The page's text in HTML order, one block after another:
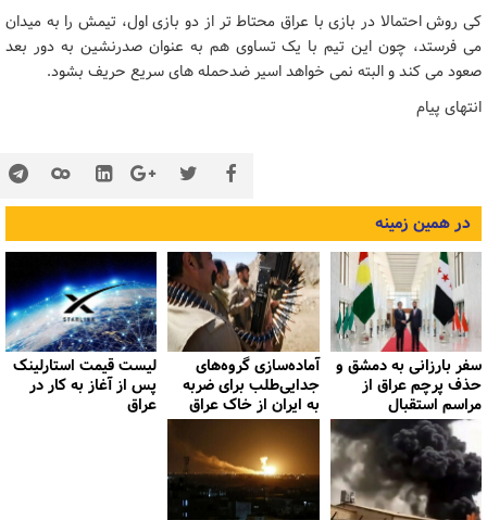
کی روش احتمالا در بازی با عراق محتاط تر از دو بازی اول، تیمش را به میدان
می فرستد، چون این تیم با یک تساوی هم به عنوان صدرنشین به دور بعد
صعود می کند و البته نمی خواهد اسیر ضدحمله های سریع حریف بشود.
انتهای پیام
در همین زمینه
سفر بارزانی به دمشق و
حذف پرچم عراق از
مراسم استقبال
آماده‌سازی گروه‌های
جدایی‌طلب برای ضربه
به ایران از خاک عراق
لیست قیمت استارلینک
پس از آغاز به کار در
عراق